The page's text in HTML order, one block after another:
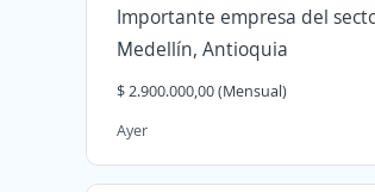
Importante empresa del
Medellín, Antioquia
$ 2.900.000,00 (Mensual)
Ayer